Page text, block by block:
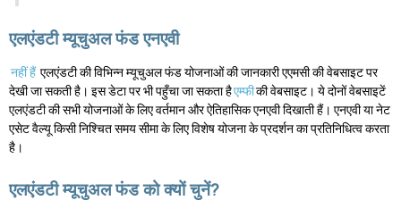
एलएंडटी म्यूचुअल फंड एनएवी
नहीं हैं एलएंडटी की विभिन्न म्यूचुअल फंड योजनाओं की जानकारी एएमसी की वेबसाइट पर
देखी जा सकती है। इस डेटा पर भी पहुँचा जा सकता हैएम्फीकी वेबसाइट। ये दोनों वेबसाइटें
एलएंडटी की सभी योजनाओं के लिए वर्तमान और ऐतिहासिक एनएवी दिखाती हैं। एनएवी या नेट
एसेट वैल्यू किसी निश्चित समय सीमा के लिए विशेष योजना के प्रदर्शन का प्रतिनिधित्व करता
है।
एलएंडटी म्यूचुअल फंड को क्यों चुनें?